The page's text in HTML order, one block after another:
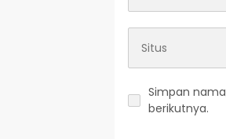
Simpan
berikutnya.